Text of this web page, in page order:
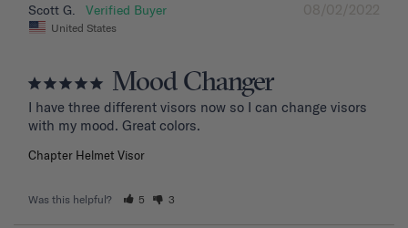
08/02/2022
Scott G.
United States
Mood Changer
I have three different visors now so I can change visors
with my mood. Great colors.
Chapter Helmet Visor
Was this helpful? 5 3